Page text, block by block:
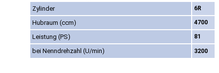
Zylinder 6R
Hubraum (ccm) 4700
Leistung (PS) 81
bei Nenndrehzahl (U/min) 3200